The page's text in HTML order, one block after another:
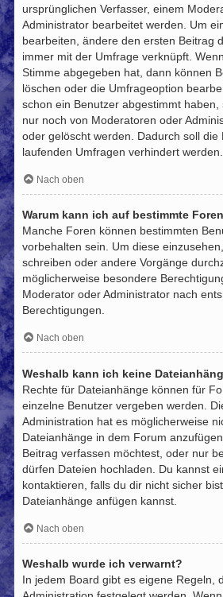
ursprünglichen Verfasser, einem
Administrator bearbeitet werden. Um
bearbeiten, ändere den ersten Beitrag
immer mit der Umfrage verknüpft.
Stimme abgegeben hat, dann können
löschen oder die Umfrageoption
schon ein Benutzer abgestimmt
nur noch von Moderatoren oder
oder gelöscht werden. Dadurch soll die
laufenden Umfragen verhindert werden.
Nach oben
Warum kann ich auf bestimmte
Manche Foren können bestimmten
vorbehalten sein. Um diese
schreiben oder andere Vorgänge
möglicherweise besondere
Moderator oder Administrator nach
Berechtigungen.
Nach oben
Weshalb kann ich keine
Rechte für Dateianhänge können für
einzelne Benutzer vergeben werden.
Administration hat es möglicherweise
Dateianhänge in dem Forum
Beitrag verfassen möchtest, oder nur
dürfen Dateien hochladen. Du kannst
kontaktieren, falls du dir nicht sicher
Dateianhänge anfügen kannst.
Nach oben
Weshalb wurde ich verwarnt?
In jedem Board gibt es eigene Regeln,